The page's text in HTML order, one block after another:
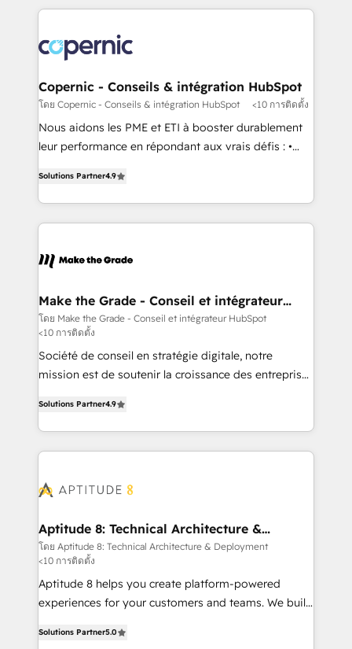
rollouts, adoption coaching. Buying HubSpot,
switching to it, or reviving a stale portal? We are
technical execution to solve the right problem at the
implement your CRM. We engineer revenue
outcomes for the GTM owner on HubSpot. We Build
Different Because We're Built Different: - Secure:
Soc2 compliant 🛡️ - Onboarding: Implementations
starting from $1,5k - Clay: Elite Studio Solutions
Partner 🤝 - Global: 75+ RPers across five continents
Elite HubSpot Partner 🪴 - CRM: More Sales Hub
implementations than any other Partner 💻 -
agency for a GTM engineer’s job. The choice is
Copernic - Conseils & intégration HubSpot
โดย Copernic - Conseils & intégration HubSpot <10 การติดตั้ง
Nous aidons les PME et ETI à booster durablement
leur performance en répondant aux vrais défis : •
téléphonie, etc.) • Alignement des équipes grâce à un
outil et des données partagées • Amélioration de la
collecte et de l’analyse des données pour des
de la productivité des équipes Notre équipe de 30
avec un engagement total, alignant processus
métiers et technologie, et guidant vos équipes à
travers le changement, tout en centrant vos objectifs
d’entreprise. Grâce à une méthodologie éprouvée
auprès de plus de 400 clients, nous comprenons
HubSpot dans votre organisation. Pour toute
question technique ou besoin de structuration de
votre projet HubSpot, contactez notre équipe pour
Solutions Partner4.9
Make the Grade - Conseil et intégrateur
HubSpot
โดย Make the Grade - Conseil et intégrateur HubSpot
<10 การติดตั้ง
Société de conseil en stratégie digitale, notre
mission est de soutenir la croissance des entreprises
l'intégration CRM et le développement des revenus
auprès de vos comptes existants. En France et à
l'international, nous travaillons avec des ETI
delà d’une simple transformation digitale et des
➤ L’intégration de CRM et de méthodologie RevOps
pour aligner les équipes marketing, commerciales et
support client (data migration, synchronisation API,
audit et maintenance) ➤ La création de sites internet
de conversion qui transforment les visiteurs en
stratégies d'acquisition marketing (SEO, SEA,
Solutions Partner4.9
Aptitude 8: Technical Architecture &
Deployment
โดย Aptitude 8: Technical Architecture & Deployment
<10 การติดตั้ง
Aptitude 8 helps you create platform-powered
experiences for your customers and teams. We build
across your entire tech stack. Aptitude 8 is trusted
Solutions Partner5.0